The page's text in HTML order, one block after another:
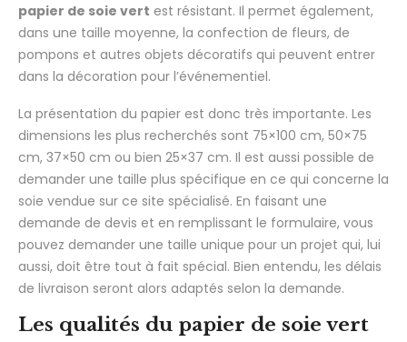
papier de soie vert est résistant. Il permet également,
dans une taille moyenne, la confection de fleurs, de
pompons et autres objets décoratifs qui peuvent entrer
dans la décoration pour l’événementiel.
La présentation du papier est donc très importante. Les
dimensions les plus recherchés sont 75×100 cm, 50×75
cm, 37×50 cm ou bien 25×37 cm. Il est aussi possible de
demander une taille plus spécifique en ce qui concerne la
soie vendue sur ce site spécialisé. En faisant une
demande de devis et en remplissant le formulaire, vous
pouvez demander une taille unique pour un projet qui, lui
aussi, doit être tout à fait spécial. Bien entendu, les délais
de livraison seront alors adaptés selon la demande.
Les qualités du papier de soie vert